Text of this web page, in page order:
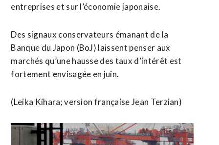
entreprises et sur l’économie japonaise.
Des signaux conservateurs émanant de ⁠la
Banque du Japon (BoJ) laissent penser aux
marchés qu’une hausse des taux d’intérêt est ​
fortement envisagée en juin.
(Leika Kihara; version ​française Jean Terzian)